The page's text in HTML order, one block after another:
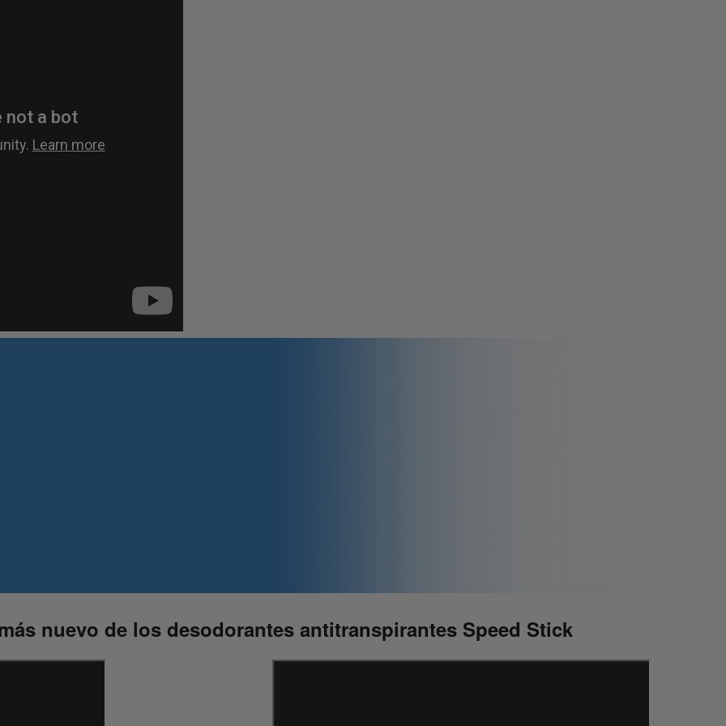
nuevo de los desodorantes antitranspirantes Speed Stick